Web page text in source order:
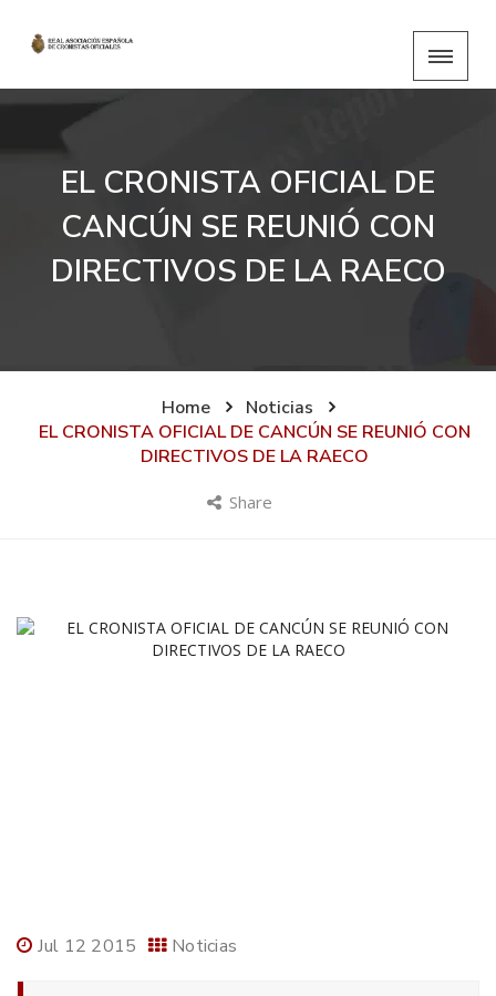
EL CRONISTA OFICIAL DE
CANCÚN SE REUNIÓ CON
DIRECTIVOS DE LA RAECO
Home
Noticias
EL CRONISTA OFICIAL DE CANCÚN SE REUNIÓ CON
DIRECTIVOS DE LA RAECO
Share
Jul 12 2015 Noticias